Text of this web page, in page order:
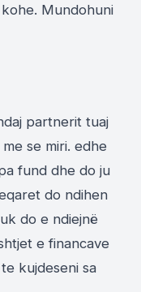
Mundohuni
partnerit tuaj
se miri. edhe
fund dhe do ju
do ndihen
do e ndiejnë
e financave
kujdeseni sa